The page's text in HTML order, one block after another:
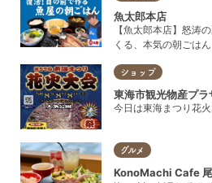
魚太郎本店
【魚太郎本店】怒涛
くる、本気の朝ごは
ショップ
東海市観光物産プラ
今日は東海まつり花
グルメ
KonoMachi Cafe